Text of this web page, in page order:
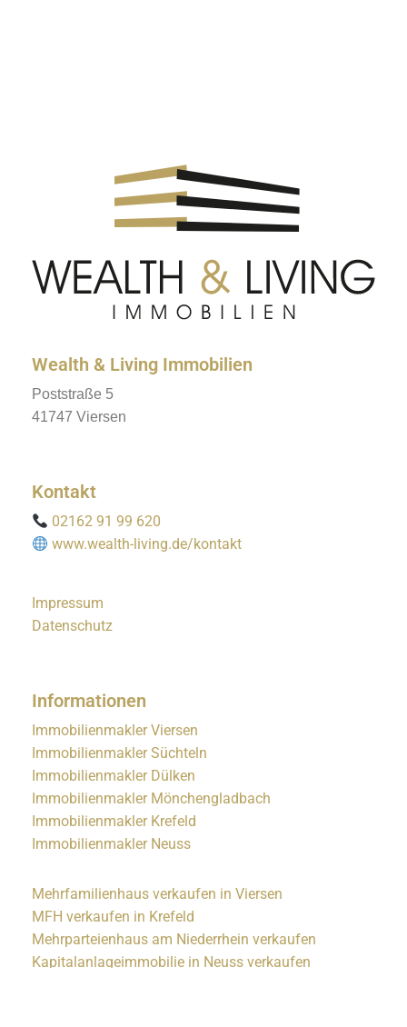
Wealth & Living Immobilien
Poststraße 5
41747 Viersen
Kontakt
02162 91 99 620
www.wealth-living.de/kontakt
Impressum
Datenschutz
Informationen
Immobilienmakler Viersen
Immobilienmakler Süchteln
Immobilienmakler Dülken
Immobilienmakler Mönchengladbach
Immobilienmakler Krefeld
Immobilienmakler Neuss
Mehrfamilienhaus verkaufen in Viersen
MFH verkaufen in Krefeld
Mehrparteienhaus am Niederrhein verkaufen
Kapitalanlageimmobilie in Neuss verkaufen